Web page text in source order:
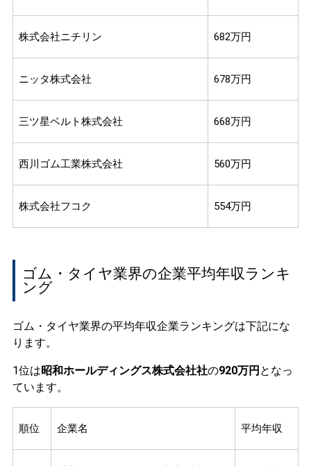
株式会社ニチリン 682万円
ニッタ株式会社 678万円
三ツ星ベルト株式会社 668万円
西川ゴム工業株式会社 560万円
株式会社フコク 554万円
ゴム・タイヤ業界の企業平均年収ランキ
ング
ゴム・タイヤ業界の平均年収企業ランキングは下記にな
ります。
1位は昭和ホールディングス株式会社社の920万円 となっ
ています。
順位 企業名 平均年収